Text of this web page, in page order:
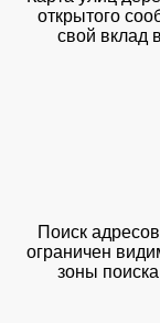
открытого
свой вклад
Поиск
ограничен
зоны